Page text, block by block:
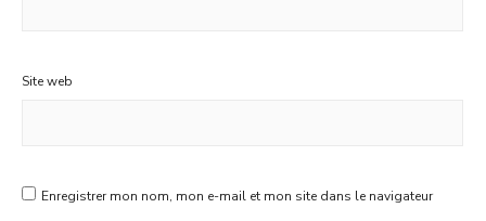
Site web
Enregistrer mon nom, mon e-mail et mon site dans le navigateur